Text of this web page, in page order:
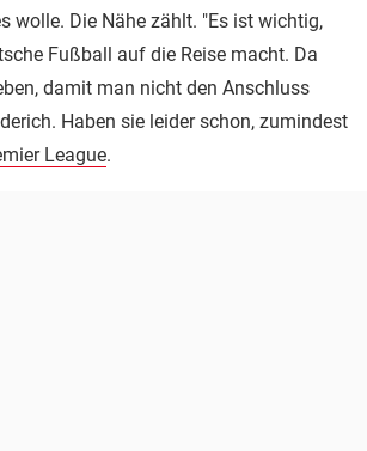
wolle. Die Nähe zählt. "Es ist wichtig,
Fußball auf die Reise macht. Da
damit man nicht den Anschluss
Haben sie leider schon, zumindest
League.